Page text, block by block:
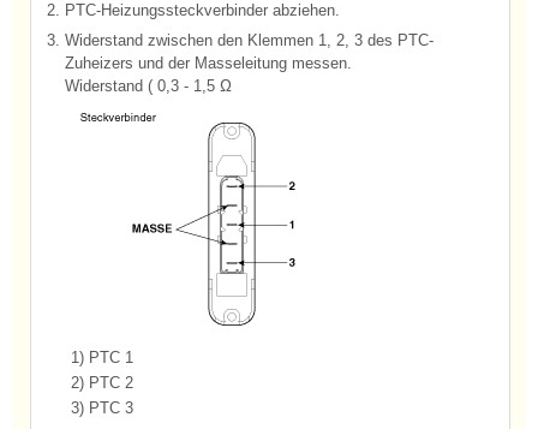
2. PTC-Heizungssteckverbinder abziehen.
3. Widerstand zwischen den Klemmen 1, 2, 3 des PTC-
Zuheizers und der Masseleitung messen.
Widerstand ( 0,3 - 1,5 Ω
1) PTC 1
2) PTC 2
3) PTC 3